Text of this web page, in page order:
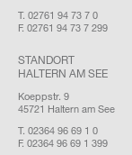
T. 02761 94 73 7 0
F. 02761 94 73 7 299
STANDORT
HALTERN AM SEE
Koeppstr. 9
45721 Haltern am See
T. 02364 96 69 1 0
F. 02364 96 69 1 399